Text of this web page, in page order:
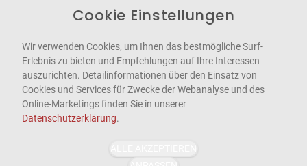
WCAG-2.1-AA
Cookie Einstellungen
Wir verwenden Cookies, um Ihnen das bestmögliche Surf-
Erlebnis zu bieten und Empfehlungen auf Ihre Interessen
auszurichten. Detailinformationen über den Einsatz von
Cookies und Services für Zwecke der Webanalyse und des
Online-Marketings finden Sie in unserer
Datenschutzerklärung.
ALLE AKZEPTIEREN